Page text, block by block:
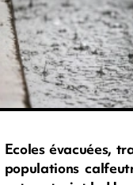
Ecoles évacuées,
populations